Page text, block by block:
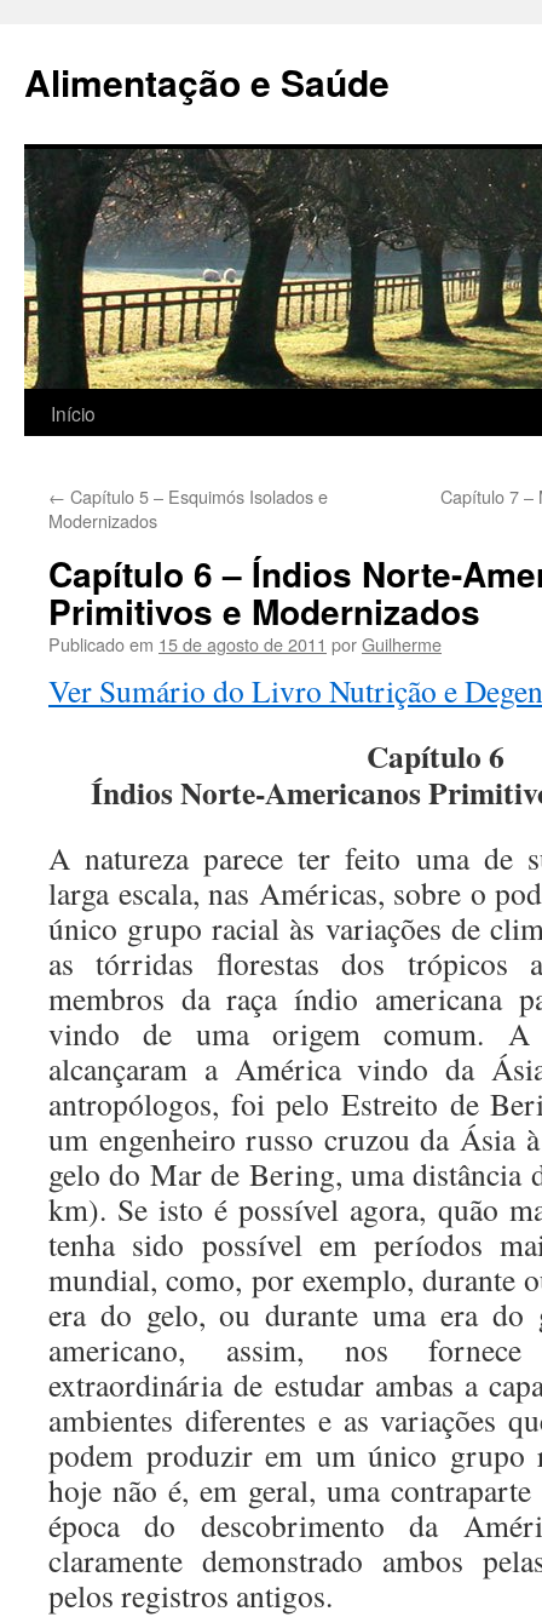
Alimentação e Saúde
Pular
Início
← Capítulo 5 – Esquimós Isolados e
Modernizados
Capítulo 7 –
Capítulo 6 – Índios Norte-
Primitivos e Modernizados
Publicado em 15 de agosto de 2011 porGuilherme
Ver Sumário do Livro Nutrição e
Capítulo 6
Índios Norte-Americanos
A natureza parece ter feito uma de
larga escala, nas Américas, sobre o
único grupo racial às variações de
as tórridas florestas dos trópicos
membros da raça índio americana
vindo de uma origem comum.
alcançaram a América vindo da
antropólogos, foi pelo Estreito de
um engenheiro russo cruzou da Ásia
gelo do Mar de Bering, uma distância
km). Se isto é possível agora, quão
tenha sido possível em períodos
mundial, como, por exemplo, durante
era do gelo, ou durante uma era
americano, assim, nos
extraordinária de estudar ambas a
ambientes diferentes e as variações
podem produzir em um único grupo
hoje não é, em geral, uma
época do descobrimento da
claramente demonstrado ambos
pelos registros antigos.